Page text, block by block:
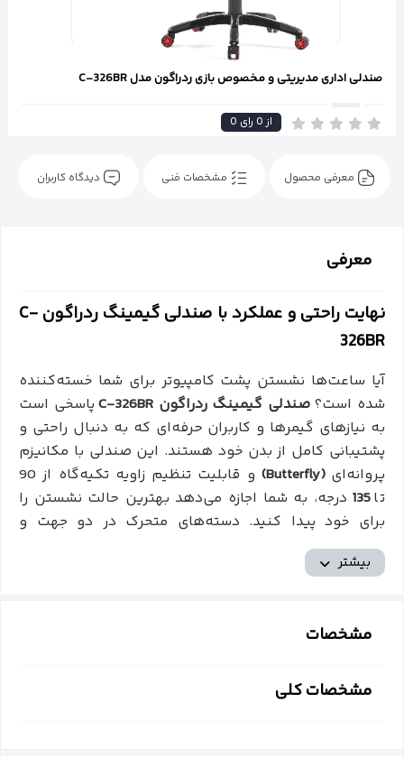
صندلی اداری مدیریتی و مخصوص بازی ردراگون مدل C-326BR
0 از0 رای
معرفی محصول مشخصات فنی دیدگاه کاربران
معرفی
نهایت راحتی و عملکرد با صندلی گیمینگ ردراگون C-
326BR
آیا ساعت‌ها نشستن پشت کامپیوتر برای شما خسته‌کننده
شده است؟صندلی گیمینگ ردراگون C-326BR
پاسخی است
به نیازهای گیمرها و کاربران حرفه‌ای که به دنبال راحتی و
پشتیبانی کامل از بدن خود هستند. این صندلی با مکانیزم
پروانه‌ای(Butterfly)
و قابلیت تنظیم زاویه تکیه‌گاه از 90
تا135 درجه، به شما اجازه می‌دهد بهترین حالت نشستن را
برای خود پیدا کنید. دسته‌های متحرک در دو جهت و
بالشتک‌های پشت گردنی و گودی کمر قابل تنظیم،
پشتیبانی بی‌نظیری از ستون فقرات و گردن شما فراهم
می‌کند. این صندلی با ابعاد
شده160تا190سانتی‌متر، برای طیف وسیعی از افراد مناسب
بیشتر
مشخصات
مشخصات کلی